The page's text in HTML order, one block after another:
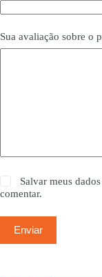
Sua avaliação sobre o
Salvar meus
comentar.
Enviar